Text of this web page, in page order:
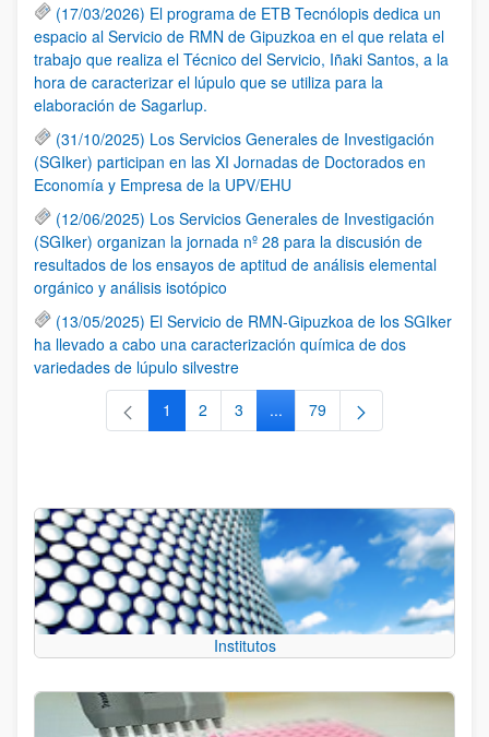
(17/03/2026) El programa de ETB Tecnólopis dedica un
espacio al Servicio de RMN de Gipuzkoa en el que relata el
trabajo que realiza el Técnico del Servicio, Iñaki Santos, a la
hora de caracterizar el lúpulo que se utiliza para la
elaboración de Sagarlup.
(31/10/2025) Los Servicios Generales de Investigación
(SGIker) participan en las XI Jornadas de Doctorados en
Economía y Empresa de la UPV/EHU
(12/06/2025) Los Servicios Generales de Investigación
(SGIker) organizan la jornada nº 28 para la discusión de
resultados de los ensayos de aptitud de análisis elemental
orgánico y análisis isotópico
(13/05/2025) El Servicio de RMN-Gipuzkoa de los SGIker
ha llevado a cabo una caracterización química de dos
variedades de lúpulo silvestre
Página
1 Página
2 Página
3 ...Páginas intermedias Use TAB
Página
79
Institutos